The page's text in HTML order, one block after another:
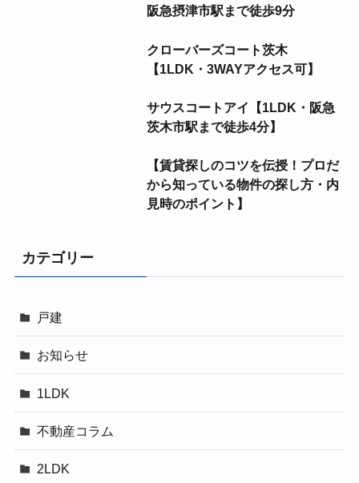
阪急摂津市駅まで徒歩9分
クローバーズコート茨木
【1LDK・3WAYアクセス可】
サウスコートアイ【1LDK・阪急
茨木市駅まで徒歩4分】
【賃貸探しのコツを伝授！プロだ
から知っている物件の探し方・内
見時のポイント】
カテゴリー
戸建
お知らせ
1LDK
不動産コラム
2LDK